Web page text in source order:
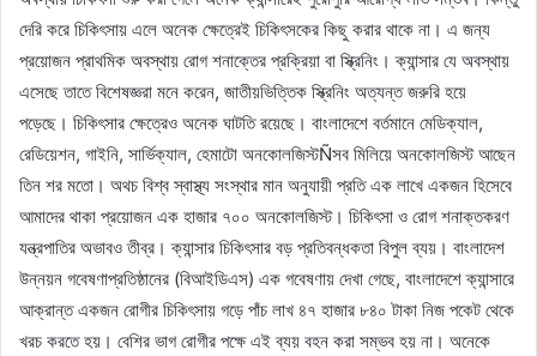
দেরি করে চিকিৎসায় এলে অনেক ক্ষেত্রেই চিকিৎসকের কিছু করার থাকে না। এ জন্য
প্রয়োজন প্রাথমিক অবস্থায় রোগ শনাক্তের প্রক্রিয়া বা স্ক্রিনিং। ক্যান্সার যে অবস্থায়
এসেছে তাতে বিশেষজ্ঞরা মনে করেন, জাতীয়ভিত্তিক স্ক্রিনিং অত্যন্ত জরুরি হয়ে
পড়েছে। চিকিৎসার ক্ষেত্রেও অনেক ঘাটতি রয়েছে। বাংলাদেশে বর্তমানে মেডিক্যাল,
রেডিয়েশন, গাইনি, সার্ভিক্যাল, হেমাটো অনকোলজিস্টÑসব মিলিয়ে অনকোলজিস্ট আছেন
তিন শর মতো। অথচ বিশ্ব স্বাস্থ্য সংস্থার মান অনুযায়ী প্রতি এক লাখে একজন হিসেবে
আমাদের থাকা প্রয়োজন এক হাজার ৭০০ অনকোলজিস্ট। চিকিৎসা ও রোগ শনাক্তকরণ
যন্ত্রপাতির অভাবও তীব্র। ক্যান্সার চিকিৎসার বড় প্রতিবন্ধকতা বিপুল ব্যয়। বাংলাদেশ
উন্নয়ন গবেষণাপ্রতিষ্ঠানের (বিআইডিএস) এক গবেষণায় দেখা গেছে, বাংলাদেশে ক্যান্সারে
আক্রান্ত একজন রোগীর চিকিৎসায় গড়ে পাঁচ লাখ ৪৭ হাজার ৮৪০ টাকা নিজ পকেট থেকে
খরচ করতে হয়। বেশির ভাগ রোগীর পক্ষে এই ব্যয় বহন করা সম্ভব হয় না। অনেকে